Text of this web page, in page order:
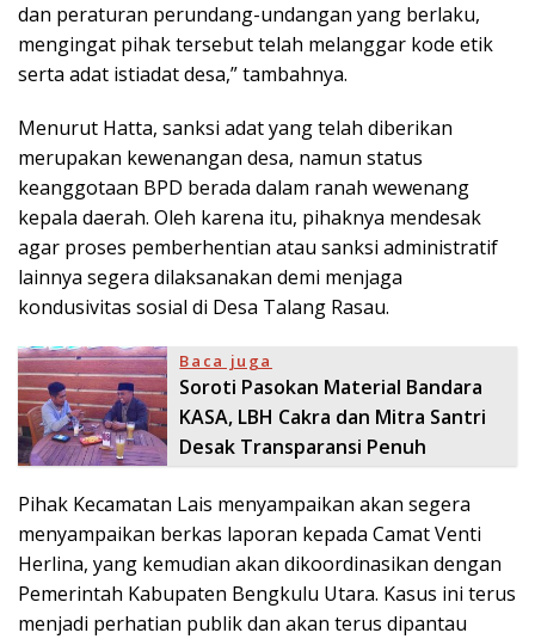
dan peraturan perundang-undangan yang berlaku,
mengingat pihak tersebut telah melanggar kode etik
serta adat istiadat desa,” tambahnya.
Menurut Hatta, sanksi adat yang telah diberikan
merupakan kewenangan desa, namun status
keanggotaan BPD berada dalam ranah wewenang
kepala daerah. Oleh karena itu, pihaknya mendesak
agar proses pemberhentian atau sanksi administratif
lainnya segera dilaksanakan demi menjaga
kondusivitas sosial di Desa Talang Rasau.
Baca juga
Soroti Pasokan Material Bandara
KASA, LBH Cakra dan Mitra Santri
Desak Transparansi Penuh
Pihak Kecamatan Lais menyampaikan akan segera
menyampaikan berkas laporan kepada Camat Venti
Herlina, yang kemudian akan dikoordinasikan dengan
Pemerintah Kabupaten Bengkulu Utara. Kasus ini terus
menjadi perhatian publik dan akan terus dipantau